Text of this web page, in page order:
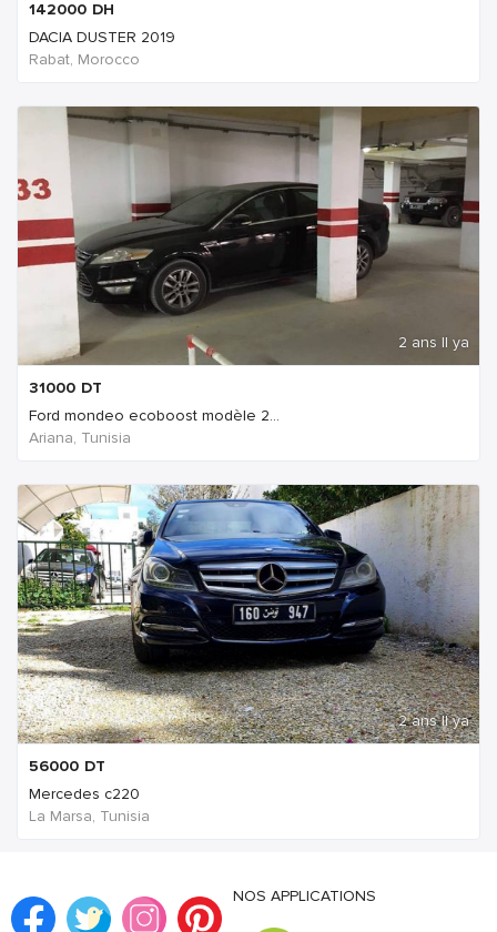
142000 DH
DACIA DUSTER 2019
Rabat, Morocco
2 ans Il ya
31000 DT
Ford mondeo ecoboost modèle 2...
Ariana, Tunisia
2 ans Il ya
56000 DT
Mercedes c220
La Marsa, Tunisia
NOS APPLICATIONS